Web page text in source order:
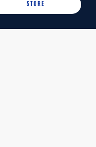
STORE